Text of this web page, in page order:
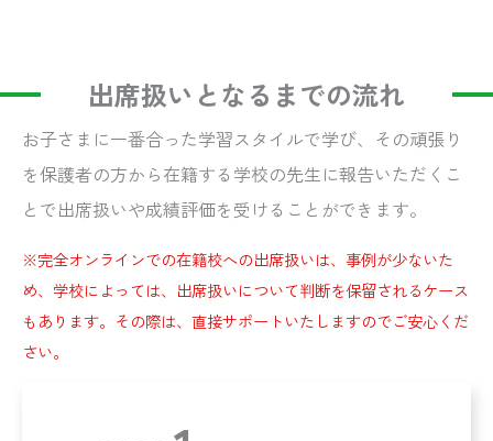
出席扱いとなるまでの流れ
お子さまに一番合った学習スタイルで学び、その頑張り
を保護者の方から在籍する学校の先生に報告いただくこ
とで出席扱いや成績評価を受けることができます。
※完全オンラインでの在籍校への出席扱いは、事例が少ないた
め、学校によっては、出席扱いについて判断を保留されるケース
もあります。その際は、直接サポートいたしますのでご安心くだ
さい。